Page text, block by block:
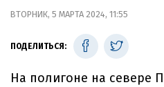
ВТОРНИК, 5 МАРТА 2024, 11:55
ПОДЕЛИТЬСЯ:
На полигоне на севере